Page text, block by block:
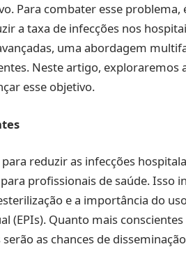
Para combater esse
a taxa de infecções nos
uma abordagem
Neste artigo, exploraremos
esse objetivo.
reduzir as infecções
profissionais de saúde. Isso
e a importância do
(EPIs). Quanto mais
as chances de